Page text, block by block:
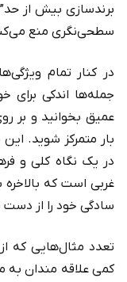
برندسازی بیش از
سطحی‌نگری منع
در کنار تمام
جمله‌ها اندکی برای
عمیق بخوانید و بر
بار متمرکز شوید.
در یک نگاه کلی و
غربی است که
سادگی خود را از
تعدد مثال‌هایی که
کمی علاقه مندان به